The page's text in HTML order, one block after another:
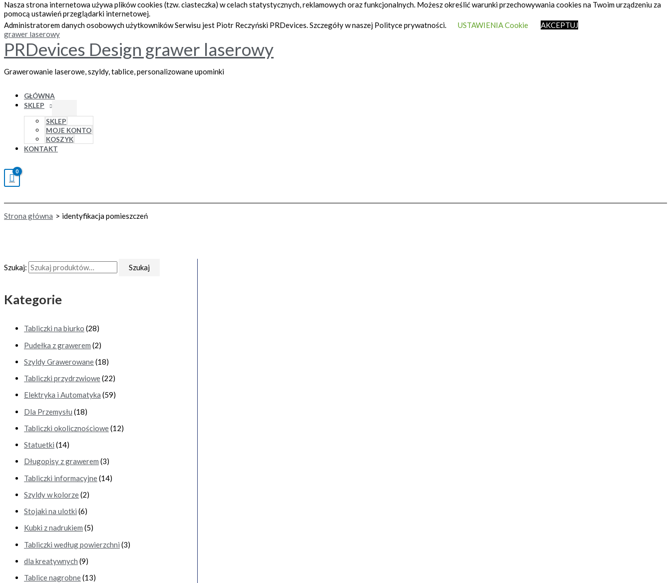
Przejdź do treści
PRDevices Design grawer laserowy
Grawerowanie laserowe, szyldy, tablice, personalizowane upominki
GŁÓWNA
SKLEP
SKLEP
MOJE KONTO
KOSZYK
KONTAKT
Strona główna identyfikacja pomieszczeń
Szukaj: Szukaj
Kategorie
Tabliczki na biurko (28)
Pudełka z grawerem (2)
Szyldy Grawerowane(18)
Tabliczki przydrzwiowe(22)
Elektryka i Automatyka (59)
Dla Przemysłu (18)
Tabliczki okolicznościowe(12)
Statuetki (14)
Długopisy z grawerem (3)
Tabliczki informacyjne(14)
Szyldy w kolorze(2)
Stojaki na ulotki (6)
Kubki z nadrukiem (5)
Tabliczki według powierzchni (3)
dla kreatywnych (9)
Tablice nagrobne(13)
Nasza strona internetowa używa plików cookies (tzw. ciasteczka) w celach statystycznych, reklamowych oraz funkcjonalnych. Możesz określić warunki przechowywania cookies na Twoim urządzeniu za
pomocą ustawień przeglądarki internetowej.
Administratorem danych osobowych użytkowników Serwisu jest Piotr Reczyński PRDevices. Szczegóły w naszej Polityce prywatności.
USTAWIENIA Cookie AKCEPTUJ